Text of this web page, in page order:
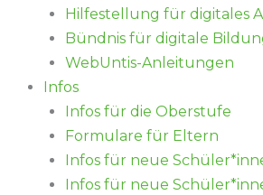
Hilfestellung für digitales
Bündnis für digitale
WebUntis-Anleitungen
Infos
Infos für die Oberstufe
Formulare für Eltern
Infos für neue
Infos für neue